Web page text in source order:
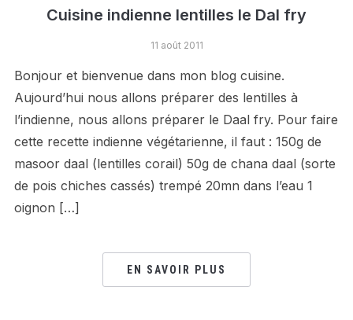
Cuisine indienne lentilles le Dal fry
11 août 2011
Bonjour et bienvenue dans mon blog cuisine.
Aujourd’hui nous allons préparer des lentilles à
l’indienne, nous allons préparer le Daal fry. Pour faire
cette recette indienne végétarienne, il faut : 150g de
masoor daal (lentilles corail) 50g de chana daal (sorte
de pois chiches cassés) trempé 20mn dans l’eau 1
oignon […]
EN SAVOIR PLUS